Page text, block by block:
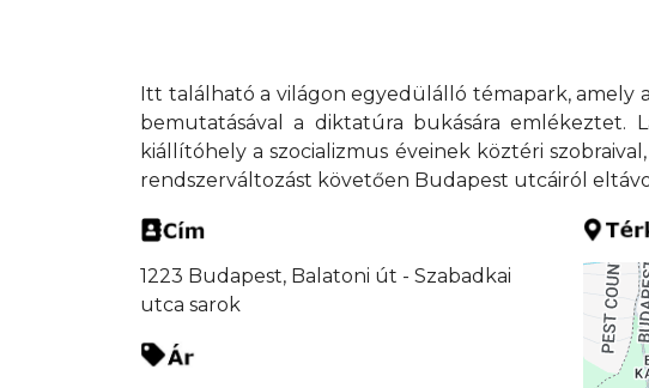
Itt található a világon egyedülálló témapark, amely
bemutatásával a diktatúra bukására emlékeztet.
kiállítóhely a szocializmus éveinek köztéri
rendszerváltozást követően Budapest utcáiról
1223 Budapest, Balatoni út - Szabadkai
utca sarok